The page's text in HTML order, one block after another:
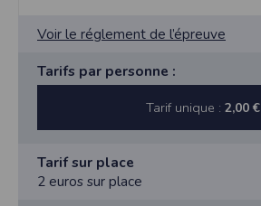
Voir le réglement de l’épreuve
Tarifs par personne :
Tarif unique : 2,00 €
Tarif sur place
2 euros sur place